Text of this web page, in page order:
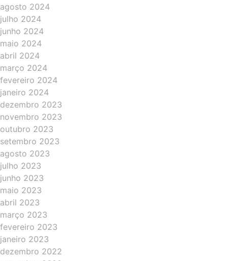
agosto 2024
julho 2024
junho 2024
maio 2024
abril 2024
março 2024
fevereiro 2024
janeiro 2024
dezembro 2023
novembro 2023
outubro 2023
setembro 2023
agosto 2023
julho 2023
junho 2023
maio 2023
abril 2023
março 2023
fevereiro 2023
janeiro 2023
dezembro 2022